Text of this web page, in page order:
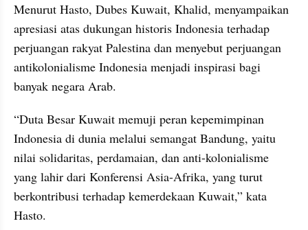
Menurut Hasto, Dubes Kuwait, Khalid, menyampaikan
apresiasi atas dukungan historis Indonesia terhadap
perjuangan rakyat Palestina dan menyebut perjuangan
antikolonialisme Indonesia menjadi inspirasi bagi
banyak negara Arab.
“Duta Besar Kuwait memuji peran kepemimpinan
Indonesia di dunia melalui semangat Bandung, yaitu
nilai solidaritas, perdamaian, dan anti-kolonialisme
yang lahir dari Konferensi Asia-Afrika, yang turut
berkontribusi terhadap kemerdekaan Kuwait,” kata
Hasto.